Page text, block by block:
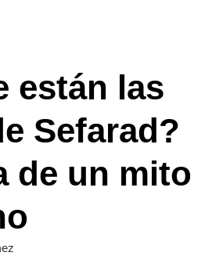
están las
Sefarad?
de un mito